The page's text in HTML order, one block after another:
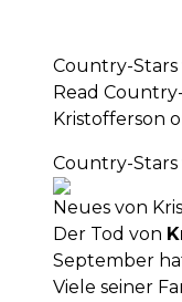
Country-
Read
Kristofferson
Country-
Neues von
Der Tod von
September
Viele seiner